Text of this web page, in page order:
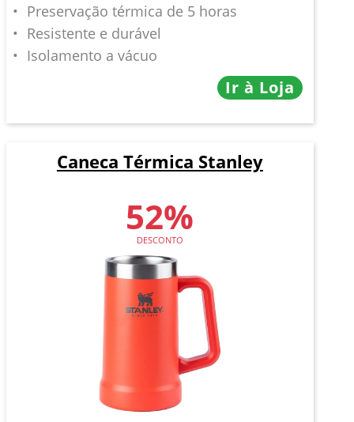
Preservação térmica de 5 horas
Resistente e durável
Isolamento a vácuo
Ir à Loja
Caneca Térmica Stanley
52%
DESCONTO